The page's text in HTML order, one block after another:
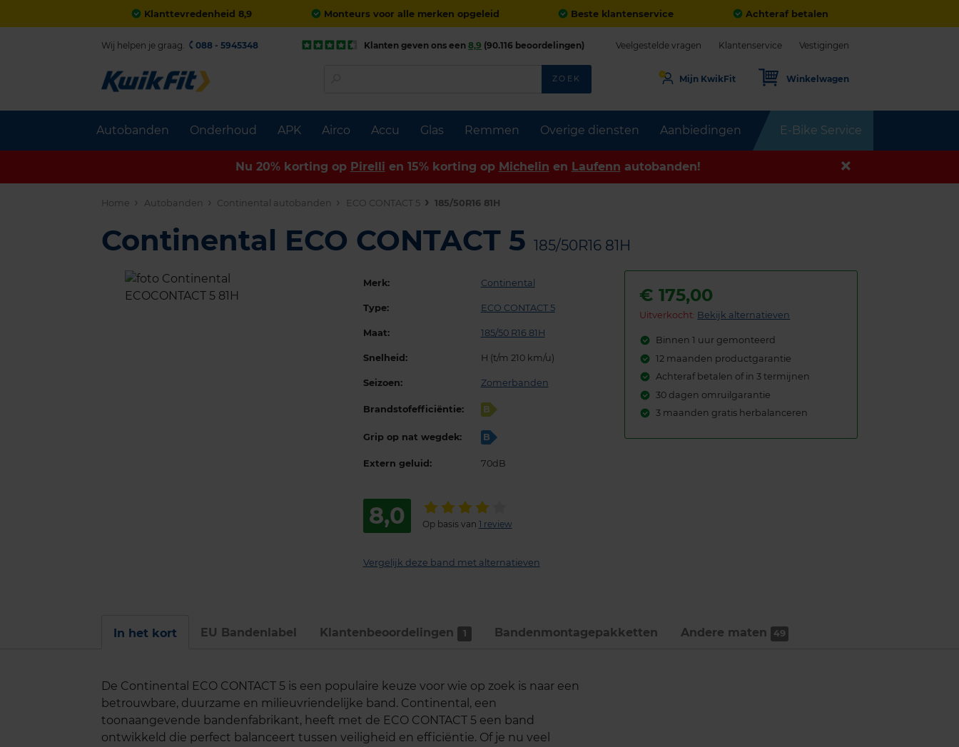
Klanttevredenheid 8,9 Monteurs voor alle merken opgeleid Beste klantenservice Achteraf betalen
Autobanden Onderhoud APK Airco Accu Glas Remmen Overige diensten Aanbiedingen E-Bike Service
Wij helpen je graag. 088 - 5945348 Klanten geven ons een 8,9 (90.116 beoordelingen) Veelgestelde vragen Klantenservice Vestigingen
ZOEK Mijn KwikFit Winkelwagen
Nu 20% korting op Pirelli en 15% korting op Michelin en Laufenn autobanden!
Home Autobanden Continental autobanden ECO CONTACT 5 185/50R16 81H
Continental ECO CONTACT 5 185/50R16 81H
Merk: Continental
Type: ECO CONTACT 5
Maat: 185/50 R16 81H
Snelheid: H (t/m 210 km/u)
Seizoen: Zomerbanden
Brandstofefficiëntie: B
Grip op nat wegdek: B
Extern geluid: 70dB
8,0 Op basis van 1 review
Vergelijk deze band met alternatieven
€175,00
Uitverkocht: Bekijk alternatieven
Binnen 1 uur gemonteerd
12 maanden productgarantie
Achteraf betalen of in 3 termijnen
30 dagen omruilgarantie
3 maanden gratis herbalanceren
In het kort EU Bandenlabel Klantenbeoordelingen 1 Bandenmontage­pakketten Andere maten 49
De Continental ECO CONTACT 5 is een populaire keuze voor wie op zoek is naar een
betrouwbare, duurzame en milieuvriendelijke band. Continental, een
toonaangevende bandenfabrikant, heeft met de ECO CONTACT 5 een band
ontwikkeld die perfect balanceert tussen veiligheid en efficiëntie. Of je nu veel